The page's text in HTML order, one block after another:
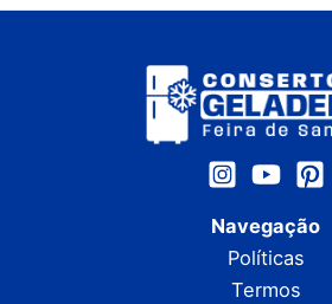
Navegação
Políticas
Termos